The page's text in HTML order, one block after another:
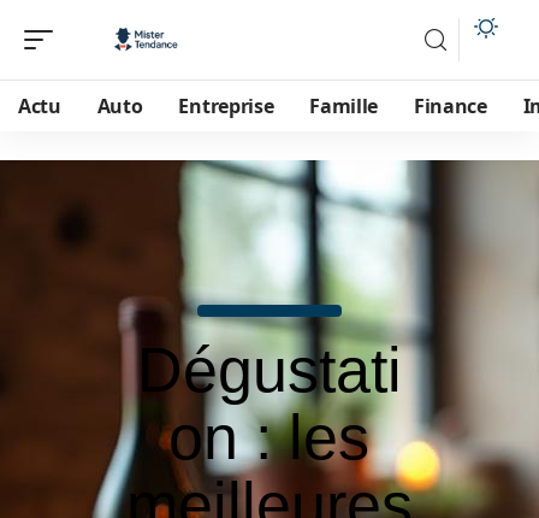
Actu Auto Entreprise Famille Finance
Dégustati
on : les